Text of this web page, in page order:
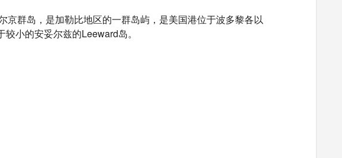
群岛，是加勒比地区的一群岛屿，是美国港位于波多黎各以
小的安妥尔兹的Leeward岛。